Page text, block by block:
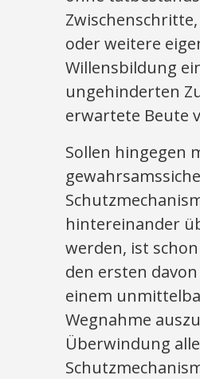
oder weitere
Willensbildung
ungehinderten
erwartete Beute
Sollen hingegen
hintereinander
werden, ist
den ersten
einem
Wegnahme
Überwindung